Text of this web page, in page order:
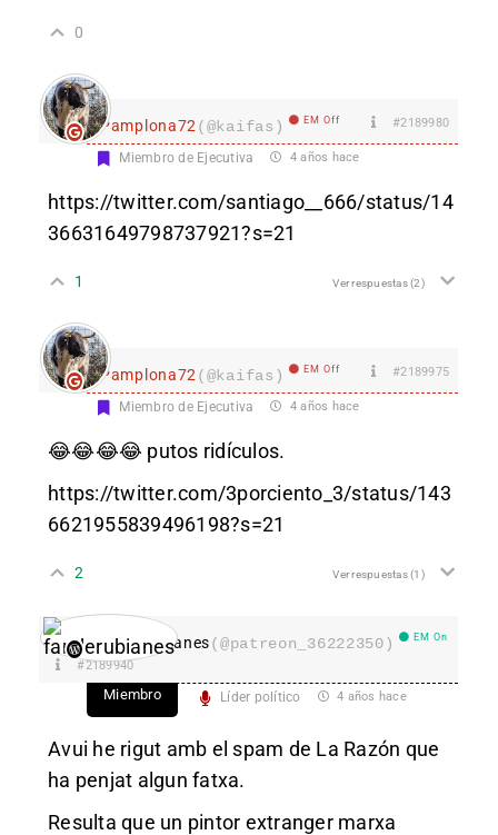
0
Pamplona72 (@kaifas) EM Off #2189980
Miembro de Ejecutiva 4 años hace
https://twitter.com/santiago__666/status/14
36631649798737921?s=21
1 Ver respuestas(2)
Pamplona72 (@kaifas) EM Off #2189975
Miembro de Ejecutiva 4 años hace
😂😂😂😂 putos ridículos.
https://twitter.com/3porciento_3/status/143
6621955839496198?s=21
2 Ver respuestas(1)
fanderubianes(@patreon_36222350) EM On
#2189940
Miembro Líder político 4 años hace
Avui he rigut amb el spam de La Razón que
ha penjat algun fatxa.
Resulta que un pintor extranger marxa